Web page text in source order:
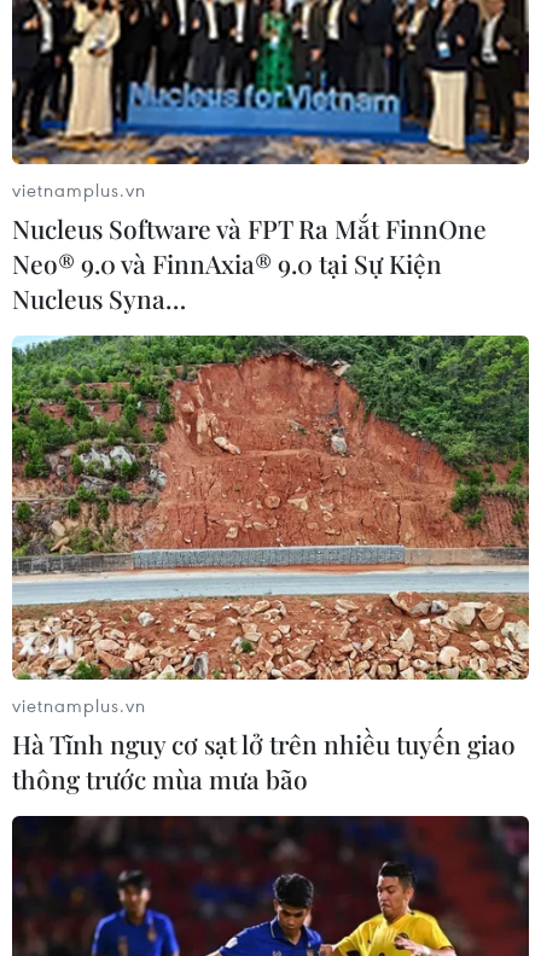
quy mô lớn, với nhiều hoạt động hấp dẫn.
Khởi động hoạt động xúc tiến du lịch Hàn
Quốc tại Việt Nam sau dịch
21/12/2021 13:37
Hơn 500 đơn vị lữ hành, cơ quan truyền thông, doanh
nghiệp lớn khác tại Hà Nội và các địa phương khác ở
Việt Nam tham dự hoạt động xúc tiến du lịch qua hội
thảo trực tuyến Du lịch có thưởng Hàn Quốc.
vietnamplus.vn
Nucleus Software và FPT Ra Mắt FinnOne
Neo® 9.0 và FinnAxia® 9.0 tại Sự Kiện
Nucleus Syna…
vietnamplus.vn
Hà Tĩnh nguy cơ sạt lở trên nhiều tuyến giao
thông trước mùa mưa bão